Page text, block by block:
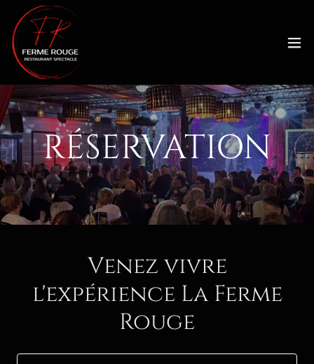
RÉSERVATION
Venez vivre
l'expérience La Ferme
Rouge